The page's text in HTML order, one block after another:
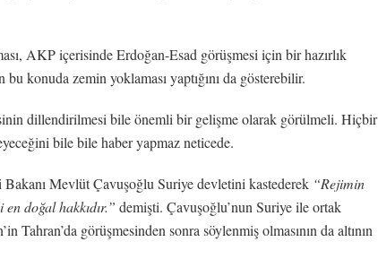
AKP içerisinde Erdoğan-Esad görüşmesi için bir hazırlık
konuda zemin yoklaması yaptığını da gösterebilir.
dillendirilmesi bile önemli bir gelişme olarak görülmeli. Hiçbir
bile bile haber yapmaz neticede.
Mevlüt Çavuşoğlu Suriye devletini kastederek “Rejimin
en doğalhakkıdır.” demişti. Çavuşoğlu’nun Suriye ile ortak
Tahran’da görüşmesinden sonra söylenmiş olmasının da altının